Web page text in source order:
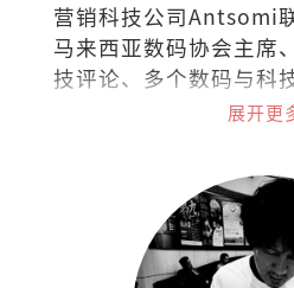
营销科技公司Antsomi
马来西亚数码协会主席
技评论、多个数码与科
有《AI时代2053》、《
展开更